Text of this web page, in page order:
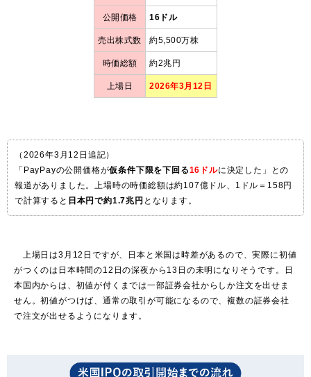
公開価格 16ドル
売出株式数 約5,500万株
時価総額 約2兆円
上場日 2026年3月12日
（2026年3月12日追記）
「PayPayの公開価格が仮条件下限を下回る16ドルに決定した」との
報道がありました。上場時の時価総額は約107億ドル、1ドル＝158円
で計算すると 日本円で約1.7兆円 となります。
上場日は3月12日ですが、日本と米国は時差があるので、実際に初値
がつくのは日本時間の12日の深夜から13日の未明になりそうです。日
本国内からは、初値が付くまでは一部証券会社からしか注文を出せま
せん。初値がつけば、通常の取引が可能になるので、複数の証券会社
で注文が出せるようになります。